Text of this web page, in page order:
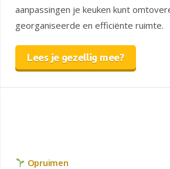
aanpassingen je keuken kunt
georganiseerde en efficiënte ruimte.
Lees je gezellig mee?
Opruimen